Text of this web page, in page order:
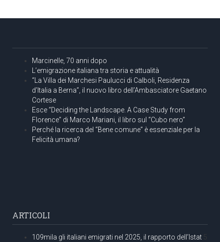
Marcinelle, 70 anni dopo
L’emigrazione italiana tra storia e attualità
“La Villa dei Marchesi Paulucci di Calboli, Residenza
d’Italia a Berna”, il nuovo libro dell’Ambasciatore Gaetano
Cortese
Esce “Deciding the Landscape. A Case Study from
Florence” di Marco Mariani, il libro sul “Cubo nero”
Perché la ricerca del “Bene comune” è essenziale per la
Felicità umana?
ARTICOLI
109mila gli italiani emigrati nel 2025, il rapporto dell’Istat 5